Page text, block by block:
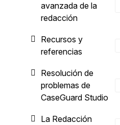
avanzada de la
redacción
Recursos y
referencias
Resolución de
problemas de
CaseGuard Studio
La Redacción